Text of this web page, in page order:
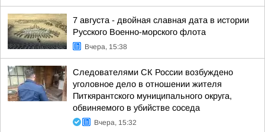
7 августа - двойная славная дата в истории
Русского Военно-морского флота
Вчера, 15:38
Следователями СК России возбуждено
уголовное дело в отношении жителя
Питкярантского муниципального округа,
обвиняемого в убийстве соседа
Вчера, 15:32